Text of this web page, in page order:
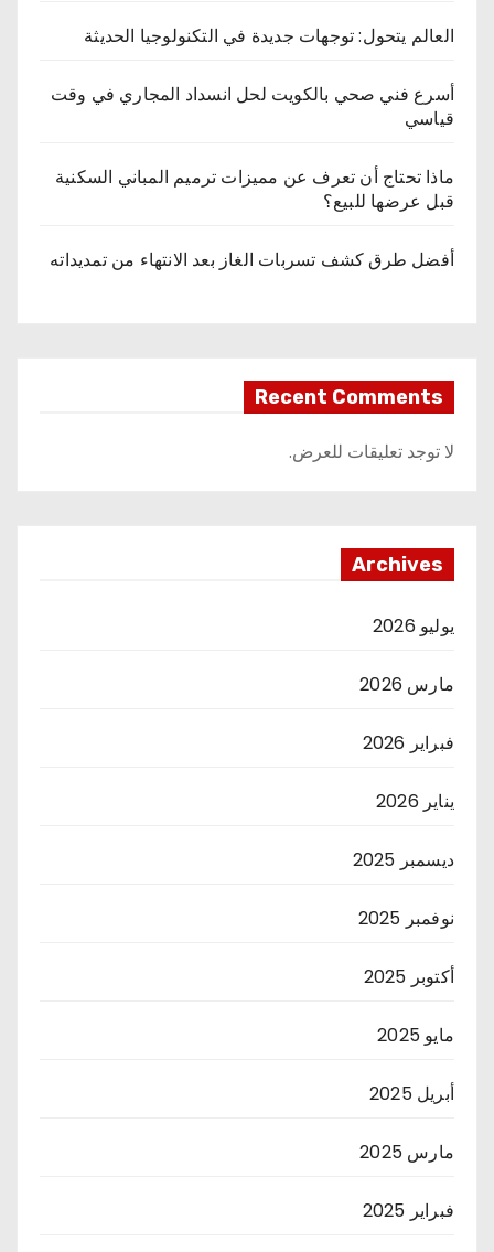
العالم يتحول: توجهات جديدة في التكنولوجيا الحديثة
أسرع فني صحي بالكويت لحل انسداد المجاري في وقت
قياسي
ماذا تحتاج أن تعرف عن مميزات ترميم المباني السكنية
قبل عرضها للبيع؟
أفضل طرق كشف تسربات الغاز بعد الانتهاء من تمديداته
Recent Comments
لا توجد تعليقات للعرض.
Archives
يوليو 2026
مارس 2026
فبراير 2026
يناير 2026
ديسمبر 2025
نوفمبر 2025
أكتوبر 2025
مايو 2025
أبريل 2025
مارس 2025
فبراير 2025